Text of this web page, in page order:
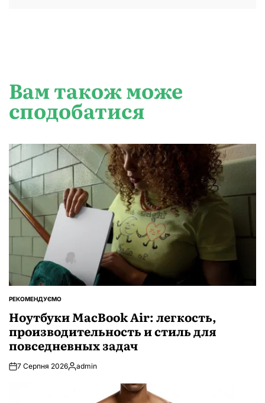
Вам також може
сподобатися
ОПУБЛІКУВАТИ
РЕКОМЕНДУЄМО
Ноутбуки MacBook Air: легкость,
производительность и стиль для
повседневных задач
7 Серпня 2026Опубліковано
admin